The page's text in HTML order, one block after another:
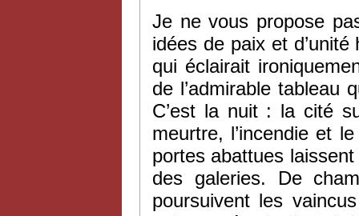
Je ne vous propose
idées de paix et d’unité
qui éclairait
de l’admirable tableau
C’est la nuit : la cité
meurtre, l’incendie et
portes abattues
des galeries. De
poursuivent les